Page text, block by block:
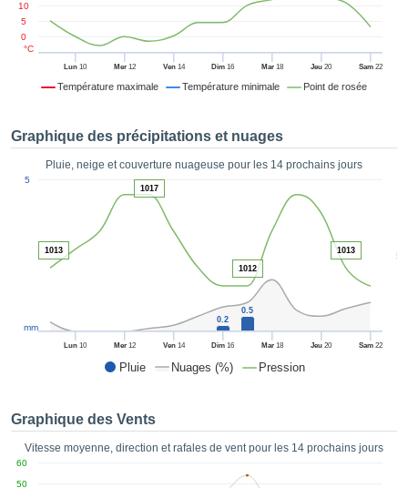
les
:
par le
de
des
de très
Température maximale Température minimale Point de rosée
Lun 10 Mer12 Ven14 Dim 16 Mar18 Jeu 20 Sam22
0
5
10
°C
Graphique des précipitations et nuages
Pluie, neige et couverture nuageuse pour les 14 prochains jours
Pluie Nuages (%) Pression
50
Lun 10 Mer12 Ven14 Dim 16 Mar18 Jeu 20 Sam22
5
mm
0.2
0.5
1013
1017
1012
1013
Graphique des Vents
Vitesse moyenne, direction et rafales de vent pour les 14 prochains jours
50
60